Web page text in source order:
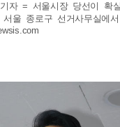
자 = 서울시장 당선이 확
울 종로구 선거사무실에